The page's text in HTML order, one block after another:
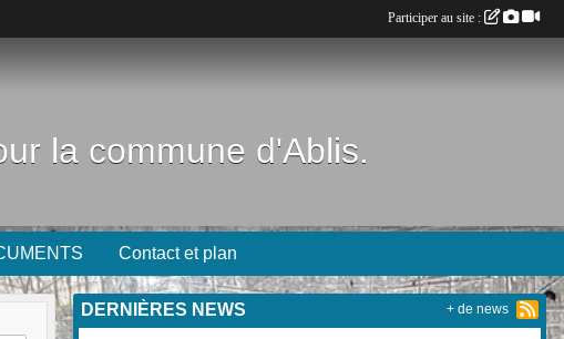
la commune d'Ablis.
Contact et plan
DERNIÈRES NEWS + de news
Participer au site :